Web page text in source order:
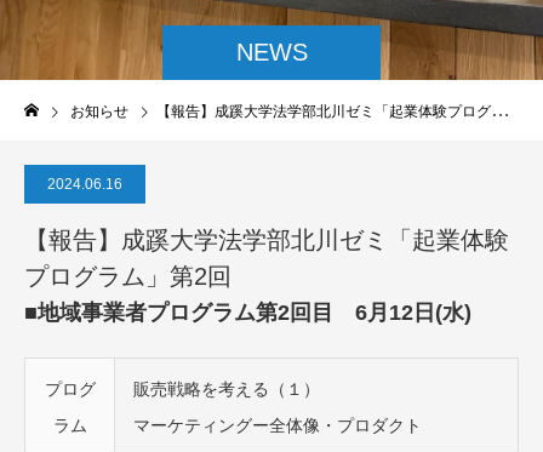
NEWS
お知らせ 【報告】成蹊大学法学部北川ゼミ「起業体験プログラム」第2回
2024.06.16
【報告】成蹊大学法学部北川ゼミ「起業体験
プログラム」第2回
■地域事業者プログラム第2回目 6月12日(水)
プログ
ラム
販売戦略を考える（１）
マーケティングー全体像・プロダクト